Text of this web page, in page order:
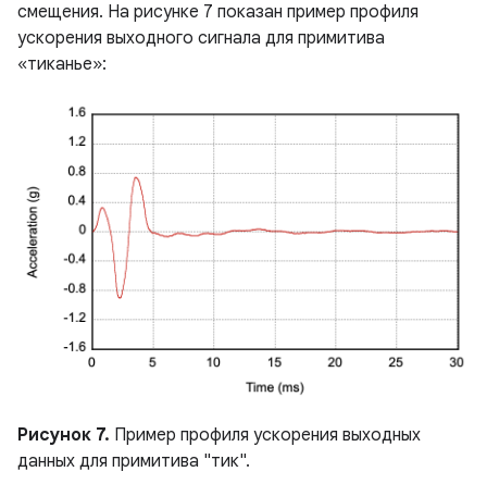
смещения. На рисунке 7 показан пример профиля
ускорения выходного сигнала для примитива
«тиканье»:
Рисунок 7. Пример профиля ускорения выходных
данных для примитива "тик".